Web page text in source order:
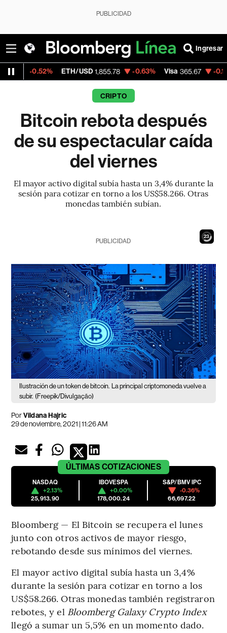
PUBLICIDAD
Ingresar
ETH/USD 1,855.78 -0.63% Visa 365.67 -0.13%
CRIPTO
Bitcoin rebota después
de su espectacular caída
del viernes
El mayor activo digital subía hasta un 3,4% durante la
sesión para cotizar en torno a los US$58.266. Otras
monedas también subían.
21
PUBLICIDAD
Ilustración de un token de bitcoin. La principal criptomoneda vuelve a
subir. (Freepik/Divulgação)
PorVildana Hajric
29 de noviembre, 2021 | 11:26 AM
ÚLTIMAS COTIZACIONES
NASDAQ
+2.13%
25,913.90
IBOVESPA
+0.00%
178,000.24
S&P/BMV IPC
-0.36%
66,697.22
Bloomberg — El Bitcoin se recupera el lunes
junto con otros activos de mayor riesgo,
rebotando desde sus mínimos del viernes.
El mayor activo digital subía hasta un 3,4%
durante la sesión para cotizar en torno a los
US$58.266. Otras monedas también registraron
rebotes, y el Bloomberg Galaxy Crypto Index
llegó a sumar un 5,5% en un momento dado.